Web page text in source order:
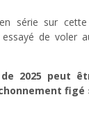
série sur
de voler
2025 peut
figé